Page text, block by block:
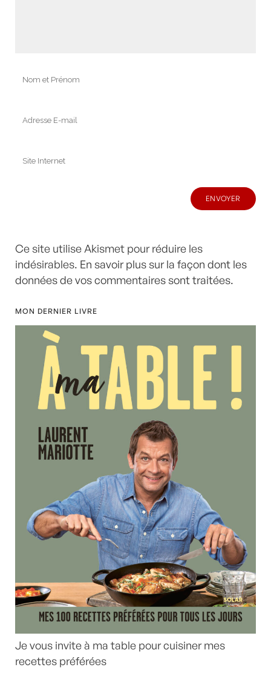
Ce site utilise Akismet pour réduire les
indésirables. En savoir plus sur la façon dont les
données de vos commentaires sont traitées.
MON DERNIER LIVRE
Je vous invite à ma table pour cuisiner mes
recettes préférées